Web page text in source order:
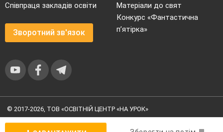
Співпраця закладів освіти
Зворотний зв'язок
Матеріали до свят
Конкурс «Фантастична
п’ятірка»
© 2017-2026, ТОВ «ОСВІТНІЙ ЦЕНТР «НА УРОК»
конфіденційності